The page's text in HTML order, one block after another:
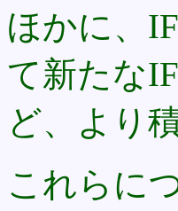
ほかに、
て新たな
ど、より
これらに